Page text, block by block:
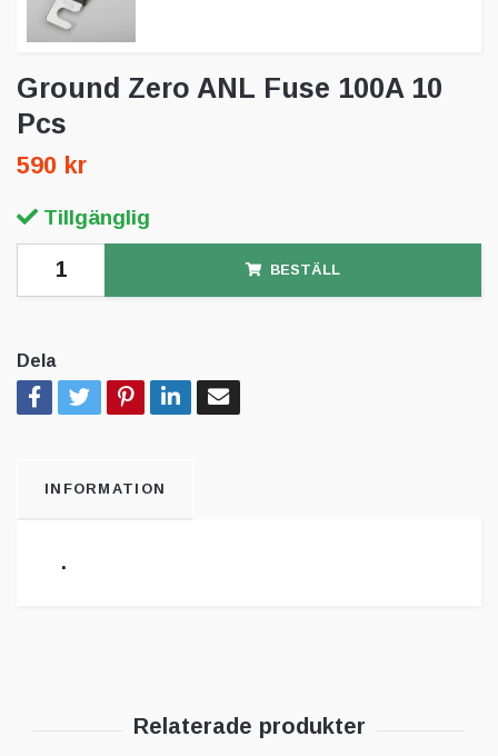
Ground Zero ANL Fuse 100A 10
Pcs
590 kr
Tillgänglig
BESTÄLL
Dela
INFORMATION
.